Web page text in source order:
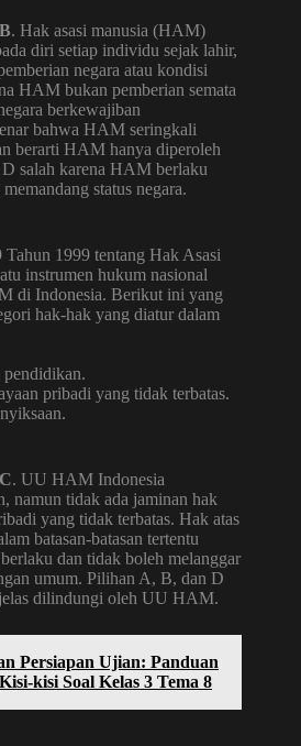
B. Hak asasi manusia (HAM)
diri setiap individu sejak lahir,
negara atau kondisi
HAM bukan pemberian semata
berkewajiban
bahwa HAM seringkali
berarti HAM hanya diperoleh
salah karena HAM berlaku
status negara.
1999 tentang Hak Asasi
instrumen hukum nasional
di Indonesia. Berikut ini yang
hak-hak yang diatur dalam
pribadi yang tidak terbatas.
C. UU HAM Indonesia
namun tidak ada jaminan hak
yang tidak terbatas. Hak atas
batasan-batasan tertentu
dan tidak boleh melanggar
umum. Pilihan A, B, dan D
dilindungi oleh UU HAM.
Persiapan Ujian: Panduan
kisi Soal Kelas 3 Tema 8